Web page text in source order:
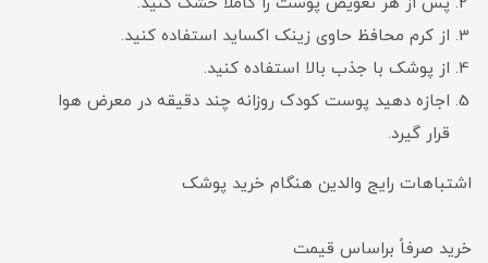
از کرم محافظ حاوی زینک اکساید استفاده کنید.
از پوشک با جذب بالا استفاده کنید.
اجازه دهید پوست کودک روزانه چند دقیقه در معرض هوا
قرار گیرد.
اشتباهات رایج والدین هنگام خرید پوشک
خرید صرفاً براساس قیمت